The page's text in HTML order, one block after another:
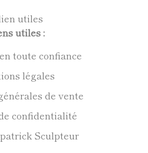
utiles :
toute confiance
légales
de vente
confidentialité
Sculpteur